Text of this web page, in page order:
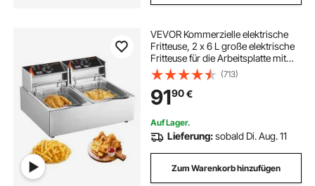
VEVOR Kommerzielle elektrische
Fritteuse, 2 x 6 L große elektrische
Fritteuse für die Arbeitsplatte mit
herausnehmbarem Doppelkorb,
5000 W Doppelfritteuse aus
Edelstahl für Küche, Restaurant
(713)
9190€
Auf Lager.
Lieferung:sobald Di. Aug. 11
Zum Warenkorb hinzufügen